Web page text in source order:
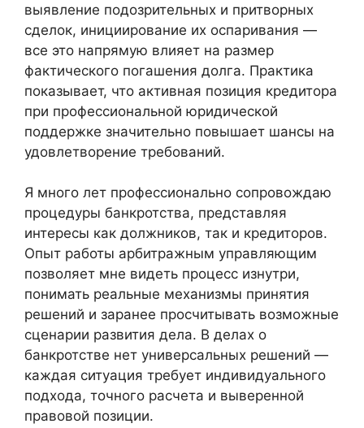
выявление подозрительных и притворных
сделок, инициирование их оспаривания —
все это напрямую влияет на размер
фактического погашения долга. Практика
показывает, что активная позиция кредитора
при профессиональной юридической
поддержке значительно повышает шансы на
удовлетворение требований.
Я много лет профессионально сопровождаю
процедуры банкротства, представляя
интересы как должников, так и кредиторов.
Опыт работы арбитражным управляющим
позволяет мне видеть процесс изнутри,
понимать реальные механизмы принятия
решений и заранее просчитывать возможные
сценарии развития дела. В делах о
банкротстве нет универсальных решений —
каждая ситуация требует индивидуального
подхода, точного расчета и выверенной
правовой позиции.